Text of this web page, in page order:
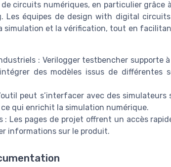
circuits numériques, en particulier grâce
Les équipes de design with digital
simulation et la vérification, tout en
: Verilogger testbencher supporte
des modèles issus de différentes
peut s’interfacer avec des simulateurs
qui enrichit la simulation numérique.
: Les pages de projet offrent un accès
informations sur le produit.